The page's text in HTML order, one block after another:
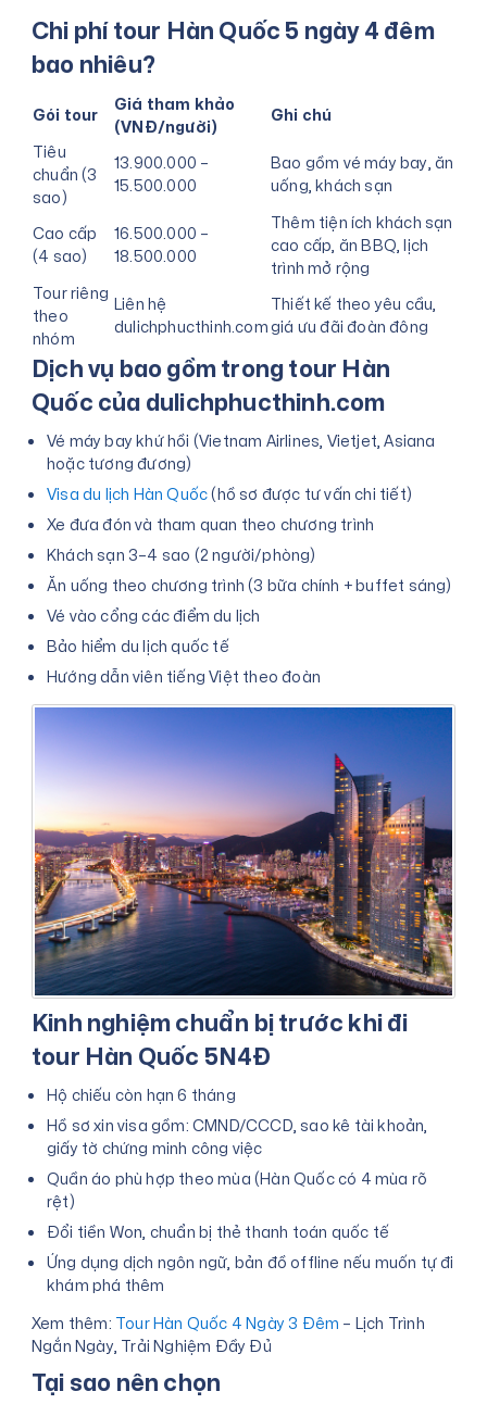
Chi phí tour Hàn Quốc 5 ngày 4 đêm
bao nhiêu?
Gói tour
Giá tham khảo
(VNĐ/người)
Ghi chú
Tiêu
chuẩn (3
sao)
13.900.000 –
15.500.000
Bao gồm vé máy bay, ăn
uống, khách sạn
Cao cấp
(4 sao)
16.500.000 –
18.500.000
Thêm tiện ích khách sạn
cao cấp, ăn BBQ, lịch
trình mở rộng
Tour riêng
theo
nhóm
Liên hệ
dulichphucthinh.com
Thiết kế theo yêu cầu,
giá ưu đãi đoàn đông
Dịch vụ bao gồm trong tour Hàn
Quốc của dulichphucthinh.com
Vé máy bay khứ hồi (Vietnam Airlines, Vietjet, Asiana
hoặc tương đương)
Visa du lịch Hàn Quốc(hồ sơ được tư vấn chi tiết)
Xe đưa đón và tham quan theo chương trình
Khách sạn 3–4 sao (2 người/phòng)
Ăn uống theo chương trình (3 bữa chính + buffet sáng)
Vé vào cổng các điểm du lịch
Bảo hiểm du lịch quốc tế
Hướng dẫn viên tiếng Việt theo đoàn
Kinh nghiệm chuẩn bị trước khi đi
tour Hàn Quốc 5N4Đ
Hộ chiếu còn hạn 6 tháng
Hồ sơ xin visa gồm: CMND/CCCD, sao kê tài khoản,
giấy tờ chứng minh công việc
Quần áo phù hợp theo mùa (Hàn Quốc có 4 mùa rõ
rệt)
Đổi tiền Won, chuẩn bị thẻ thanh toán quốc tế
Ứng dụng dịch ngôn ngữ, bản đồ offline nếu muốn tự đi
khám phá thêm
Xem thêm: Tour Hàn Quốc 4 Ngày 3 Đêm – Lịch Trình
Ngắn Ngày, Trải Nghiệm Đầy Đủ
Tại sao nên chọn